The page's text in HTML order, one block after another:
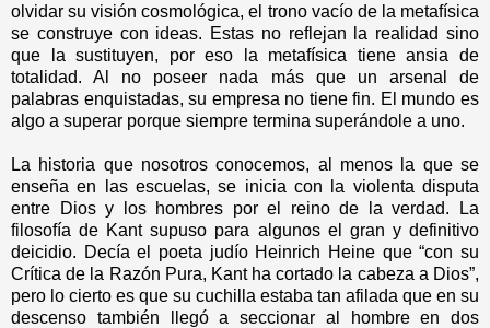
olvidar su visión cosmológica, el trono vacío de la metafísica
se construye con ideas. Estas no reflejan la realidad sino
que la sustituyen, por eso la metafísica tiene ansia de
totalidad. Al no poseer nada más que un arsenal de
palabras enquistadas, su empresa no tiene fin. El mundo es
algo a superar porque siempre termina superándole a uno.
La historia que nosotros conocemos, al menos la que se
enseña en las escuelas, se inicia con la violenta disputa
entre Dios y los hombres por el reino de la verdad. La
filosofía de Kant supuso para algunos el gran y definitivo
deicidio. Decía el poeta judío Heinrich Heine que “con su
Crítica de la Razón Pura, Kant ha cortado la cabeza a Dios”,
pero lo cierto es que su cuchilla estaba tan afilada que en su
descenso también llegó a seccionar al hombre en dos